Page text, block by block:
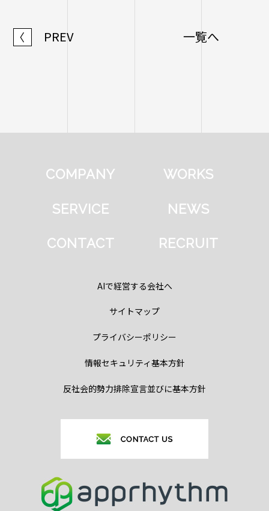
〈 PREV 一覧へ
COMPANY WORKS
SERVICE NEWS
CONTACT RECRUIT
AIで経営する会社へ
サイトマップ
プライバシーポリシー
情報セキュリティ基本方針
反社会的勢力排除宣言並びに基本方針